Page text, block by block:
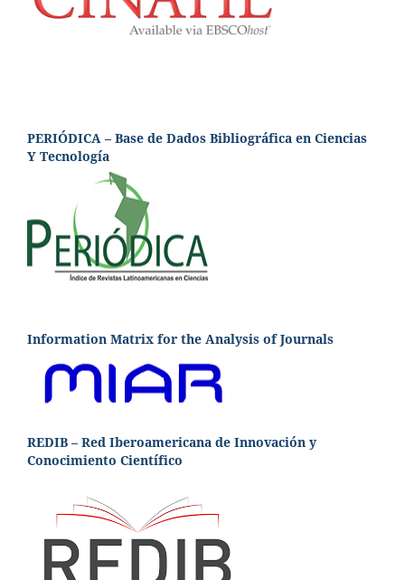
PERIÓDICA – Base de Dados Bibliográfica en Ciencias
Y Tecnología
Information Matrix for the Analysis of Journals
REDIB – Red Iberoamericana de Innovación y
Conocimiento Científico